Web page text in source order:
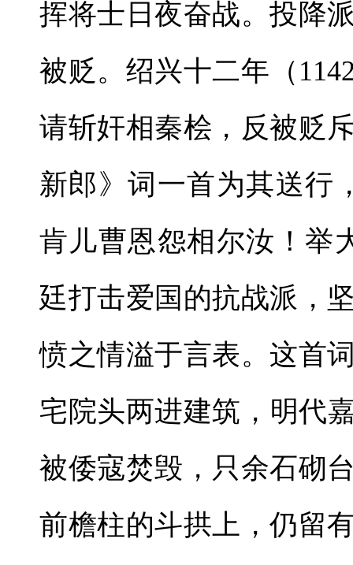
挥将士日夜奋战。投降
被贬。绍兴十二年（
请斩奸相秦桧，反被贬
新郎》词一首为其送行
肯儿曹恩怨相尔汝！举
廷打击爱国的抗战派，
愤之情溢于言表。这首
宅院头两进建筑，明代
被倭寇焚毁，只余石砌
前檐柱的斗拱上，仍留